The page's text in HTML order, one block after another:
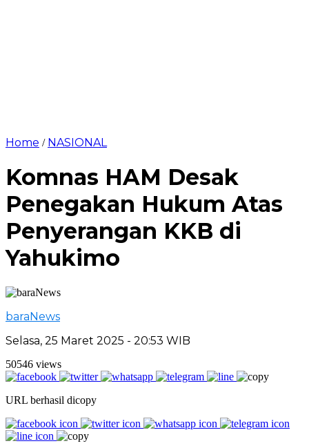
Home / NASIONAL
Komnas HAM Desak
Penegakan Hukum Atas
Penyerangan KKB di
Yahukimo
baraNews
Selasa, 25 Maret 2025 - 20:53 WIB
50546 views
URL berhasil dicopy